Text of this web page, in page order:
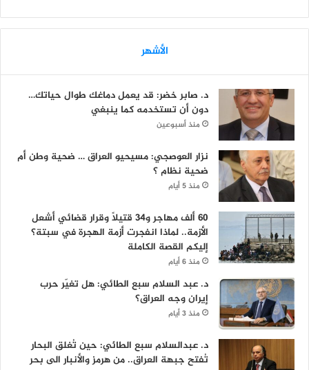
الأشهر
د. صابر خضر: قد يعمل دماغك طوال حياتك…
دون أن تستخدمه كما ينبغي
منذ أسبوعين
نزار العوصجي: مسيحيو العراق … ضحية وطن أم
ضحية نظام ؟
منذ 5 أيام
60 ألف مهاجر و34 قتيلاً وقرار قضائي أشعل
الأزمة.. لماذا انفجرت أزمة الهجرة في سبتة؟
إليكم القصة الكاملة
منذ 6 أيام
د. عبد السلام سبع الطائي: هل تغيّر حرب
إيران وجه العراق؟
منذ 3 أيام
د. عبدالسلام سبع الطائي: حين تُغلق البحار
تُفتح جبهة العراق.. من هرمز والأنبار الى بحر